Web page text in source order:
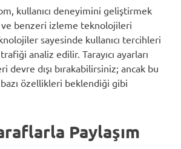
kullanıcı deneyimini geliştirmek
ve benzeri izleme teknolojileri
sayesinde kullanıcı tercihleri
analiz edilir. Tarayıcı ayarları
devre dışı bırakabilirsiniz; ancak bu
özellikleri beklendiği gibi
Paylaşım